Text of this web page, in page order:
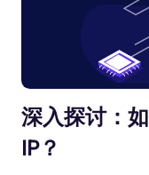
深入探讨：
IP？